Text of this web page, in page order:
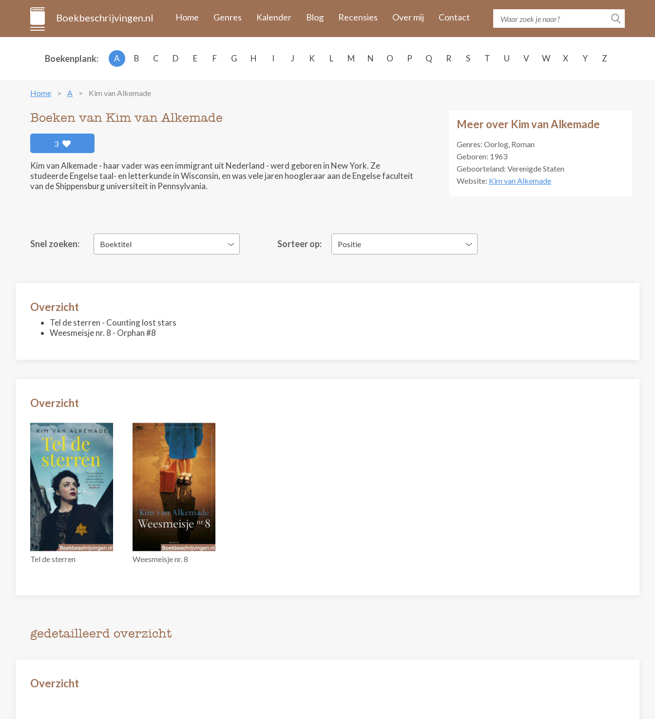
Boekbeschrijvingen.nl Home Genres Kalender Blog Recensies Over mij Contact
Boekenplank: A B C D E F G H I J K L M N O P Q R S T U V W X Y Z
Home A Kim van Alkemade
Meer over Kim van Alkemade
Genres: Oorlog, Roman
Geboren: 1963
Geboorteland: Verenigde Staten
Website: Kim van Alkemade
Boeken van Kim van Alkemade
3
Kim van Alkemade - haar vader was een immigrant uit Nederland - werd geboren in New York. Ze
studeerde Engelse taal- en letterkunde in Wisconsin, en was vele jaren hoogleraar aan de Engelse faculteit
van de Shippensburg universiteit in Pennsylvania.
Snel zoeken: Boektitel Sorteer op: Positie
Overzicht
Tel de sterren - Counting lost stars
Weesmeisje nr. 8 - Orphan #8
Overzicht
Tel de sterren Weesmeisje nr. 8
gedetailleerd overzicht
Overzicht